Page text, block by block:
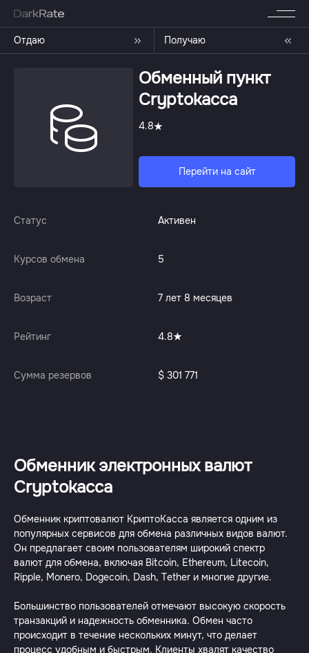
Отдаю Получаю
Обменный пункт
Сryptokacca
4.8
Перейти на сайт
Статус Активен
Курсов обмена 5
Возраст 7 лет 8 месяцев
Рейтинг 4.8
Сумма резервов $ 301 771
Обменник электронных валют
Сryptokacca
Обменник криптовалют КриптоКасса является одним из
популярных сервисов для обмена различных видов валют.
Он предлагает своим пользователям широкий спектр
валют для обмена, включая Bitcoin, Ethereum, Litecoin,
Ripple, Monero, Dogecoin, Dash, Tether и многие другие.
Большинство пользователей отмечают высокую скорость
транзакций и надежность обменника. Обмен часто
происходит в течение нескольких минут, что делает
процесс удобным и быстрым. Клиенты хвалят качество